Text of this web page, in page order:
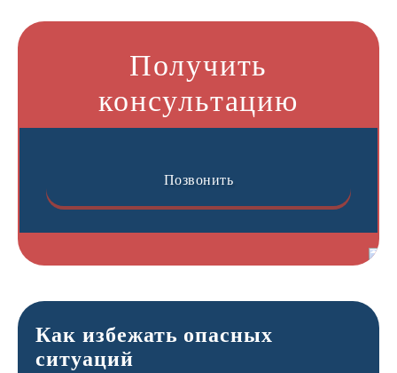
Получить
консультацию
Позвонить
Как избежать опасных
ситуаций